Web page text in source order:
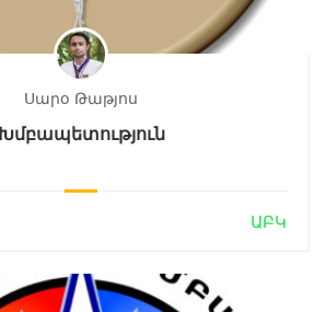
Սարօ Թաթյոս
Խմբապետություն
ԱԲԿ